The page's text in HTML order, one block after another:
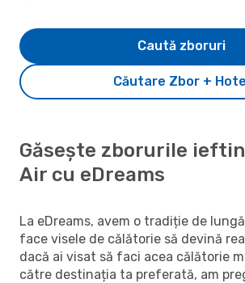
Căutare Zbor +
Caută zboruri
Găsește zborurile
Air cu eDreams
La eDreams, avem o tradiție de
face visele de călătorie să devină
dacă ai visat să faci acea călătorie
către destinația ta preferată, am